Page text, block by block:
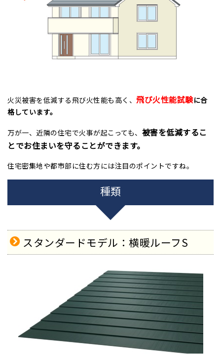
火災被害を低減する飛び火性能も高く、 飛び火性能試験に合
格しています。
万が一、近隣の住宅で火事が起こっても、 被害を低減するこ
とでお住まいを守ることができます。
住宅密集地や都市部に住む方には注目のポイントですね。
種類
スタンダードモデル：横暖ルーフS